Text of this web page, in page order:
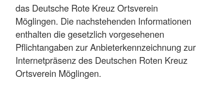
das Deutsche Rote Kreuz Ortsverein
Möglingen. Die nachstehenden Informationen
enthalten die gesetzlich vorgesehenen
Pflichtangaben zur Anbieterkennzeichnung zur
Internetpräsenz des Deutschen Roten Kreuz
Ortsverein Möglingen.